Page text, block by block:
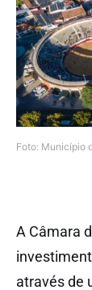
Foto: Município
A Câmara
através de